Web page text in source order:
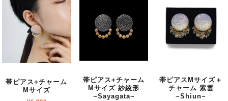
帯ピアス+チャーム
Mサイズ
帯ピアス+チャーム
Mサイズ 紗綾形
~Sayagata~
帯ピアスMサイズ＋
チャーム 紫雲
~Shiun~